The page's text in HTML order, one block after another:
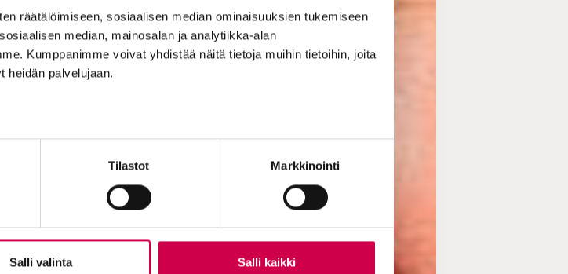
räätälöimiseen, sosiaalisen median ominaisuuksien tukemiseen
median, mainosalan ja analytiikka-alan
Kumppanimme voivat yhdistää näitä tietoja muihin tietoihin, joita
heidän palvelujaan.
Tilastot Markkinointi
Salli valinta Salli kaikki